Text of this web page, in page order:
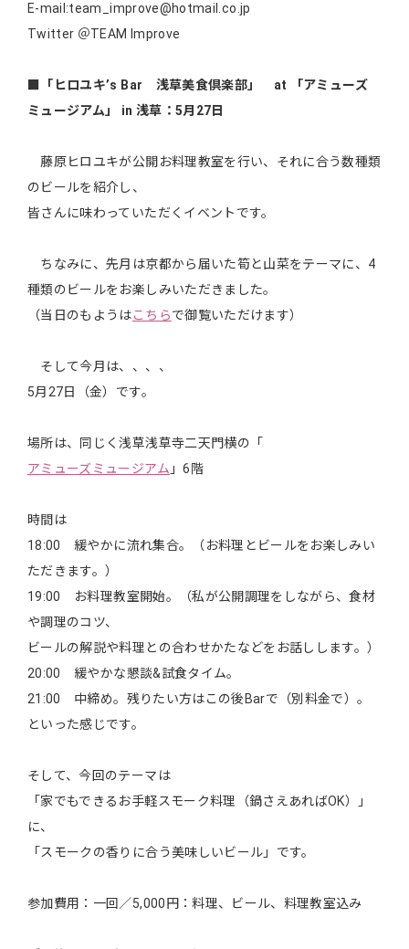
E-mail:team_improve@hotmail.co.jp
Twitter ＠TEAM Improve
■「ヒロユキ’s Bar 浅草美食倶楽部」 at 「アミューズ
ミュージアム」 in 浅草：5月27日
藤原ヒロユキが公開お料理教室を行い、それに合う数種類
のビールを紹介し、
皆さんに味わっていただくイベントです。
ちなみに、先月は京都から届いた筍と山菜をテーマに、4
種類のビールをお楽しみいただきました。
（当日のもようはこちらで御覧いただけます）
そして今月は、、、、
5月27日（金）です。
場所は、同じく浅草浅草寺二天門横の「
アミューズミュージアム 」6階
時間は
18:00 緩やかに流れ集合。（お料理とビールをお楽しみい
ただきます。）
19:00 お料理教室開始。（私が公開調理をしながら、食材
や調理のコツ、
ビールの解説や料理との合わせかたなどをお話しします。）
20:00 緩やかな懇談&試食タイム。
21:00 中締め。残りたい方はこの後Barで（別料金で）。
といった感じです。
そして、今回のテーマは
「家でもできるお手軽スモーク料理（鍋さえあればOK）」
に、
「スモークの香りに合う美味しいビール」です。
参加費用：一回／5,000円：料理、ビール、料理教室込み